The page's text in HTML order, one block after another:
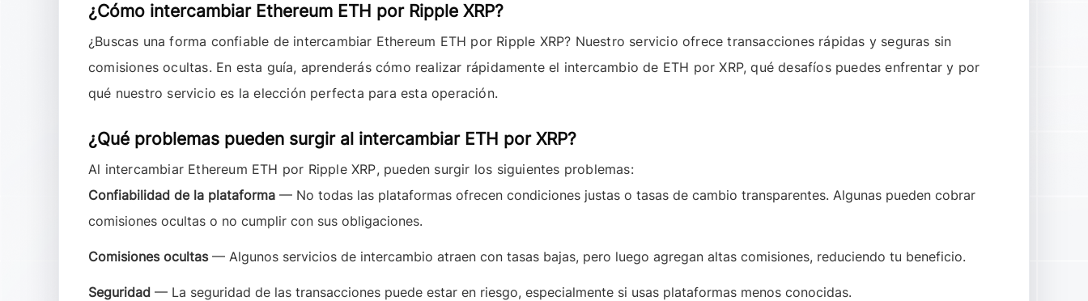
¿Cómo intercambiar Ethereum ETH por Ripple XRP?
¿Buscas una forma confiable de intercambiar Ethereum ETH por Ripple XRP? Nuestro servicio ofrece transacciones rápidas y seguras sin
comisiones ocultas. En esta guía, aprenderás cómo realizar rápidamente el intercambio de ETH por XRP, qué desafíos puedes enfrentar y por
qué nuestro servicio es la elección perfecta para esta operación.
¿Qué problemas pueden surgir al intercambiar ETH por XRP?
Al intercambiar Ethereum ETH por Ripple XRP, pueden surgir los siguientes problemas:
Confiabilidad de la plataforma — No todas las plataformas ofrecen condiciones justas o tasas de cambio transparentes. Algunas pueden cobrar
comisiones ocultas o no cumplir con sus obligaciones.
Comisiones ocultas— Algunos servicios de intercambio atraen con tasas bajas, pero luego agregan altas comisiones, reduciendo tu beneficio.
Seguridad — La seguridad de las transacciones puede estar en riesgo, especialmente si usas plataformas menos conocidas.